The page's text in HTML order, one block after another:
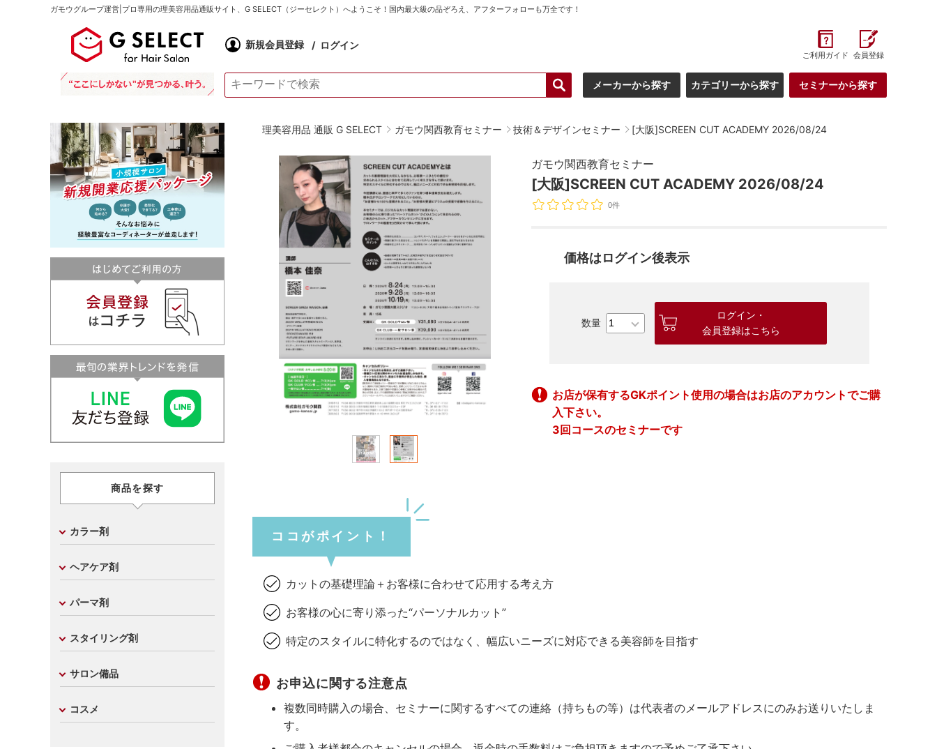
ガモウグループ運営|プロ専用の理美容用品通販サイト、G SELECT（ジーセレクト）へようこそ！国内最大級の品ぞろえ、アフターフォローも万全です！
ご利用ガイド 会員登録
メーカーから探す カテゴリーから探す セミナーから探す
新規会員登録 ログイン
理美容用品 通販 G SELECT ガモウ関西教育セミナー 技術＆デザインセミナー [大阪]SCREEN CUT ACADEMY 2026/08/24
ガモウ関西教育セミナー
[大阪]SCREEN CUT ACADEMY 2026/08/24
0件
価格はログイン後表示
ログイン・
会員登録はこちら
お店が保有するGKポイント使用の場合はお店のアカウントでご購
入下さい。
3回コースのセミナーです
ココがポイント！
カットの基礎理論＋お客様に合わせて応用する考え方
お客様の心に寄り添った“パーソナルカット”
特定のスタイルに特化するのではなく、幅広いニーズに対応できる美容師を目指す
お申込に関する注意点
複数同時購入の場合、セミナーに関するすべての連絡（持ちもの等）は代表者のメールアドレスにのみお送りいたしま
す。
商品を探す
カラー剤
ヘアケア剤
パーマ剤
スタイリング剤
サロン備品
コスメ